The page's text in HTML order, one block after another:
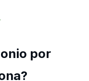
por